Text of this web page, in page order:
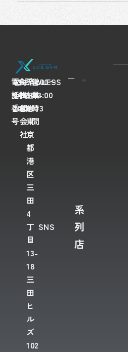
電
話
番
号
03-
6435-
2028
会
社
名
FLAWLESS
株
式
会
社
所
在
地
〒
108-
0073
東
京
都
港
区
三
田
4
丁
目
13-
18
三
田
ヒ
ル
ズ
102
営
業
時
間
7:00〜
23:00
SNS
系
列
店